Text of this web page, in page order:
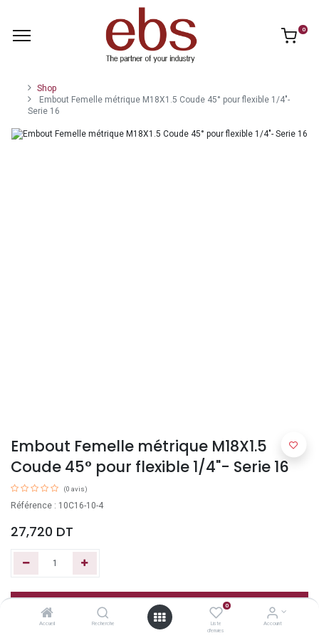
Accueil Recherche
0
Liste
d'envies
Account
0
Shop
Embout Femelle métrique M18X1.5 Coude 45° pour flexible 1/4"-
Serie 16
Embout Femelle métrique M18X1.5
Coude 45° pour flexible 1/4"- Serie 16
(0 avis)
Référence : 10C16-10-4
27,720 DT
Ajouter au panier